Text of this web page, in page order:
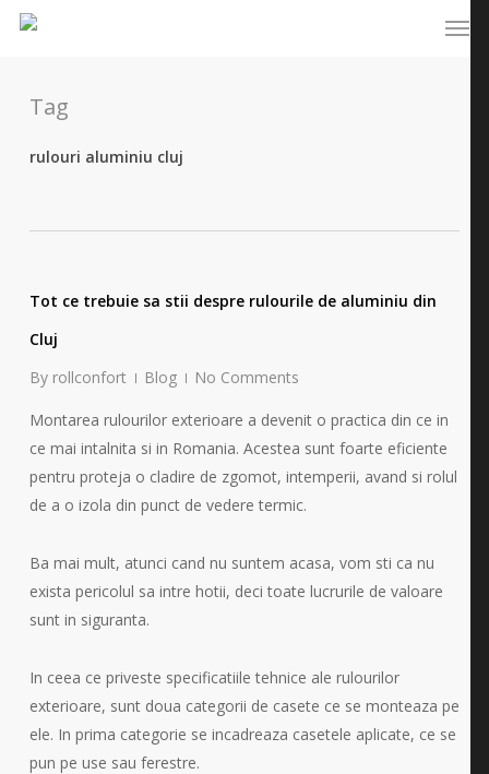
Skip
content
Menu
Tag
rulouri aluminiu cluj
Tot ce trebuie sa stii despre rulourile de aluminiu din
Cluj
By rollconfort Blog No Comments
Montarea rulourilor exterioare a devenit o practica din ce in
ce mai intalnita si in Romania. Acestea sunt foarte eficiente
pentru proteja o cladire de zgomot, intemperii, avand si rolul
de a o izola din punct de vedere termic.
Ba mai mult, atunci cand nu suntem acasa, vom sti ca nu
exista pericolul sa intre hotii, deci toate lucrurile de valoare
sunt in siguranta.
In ceea ce priveste specificatiile tehnice ale rulourilor
exterioare, sunt doua categorii de casete ce se monteaza pe
ele. In prima categorie se incadreaza casetele aplicate, ce se
pun pe use sau ferestre.